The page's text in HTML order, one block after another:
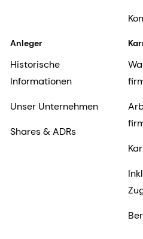
Anleger
Historische
Informationen
Unser Unternehmen
Shares & ADRs